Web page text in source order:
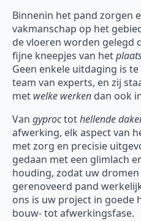
Binnenin het pand zorgen
vakmanschap op het
de vloeren worden gelegd
fijne kneepjes van het
Geen enkele uitdaging is
team van experts, en zij
met welke werken dan ook
Van gyproctothellende
afwerking, elk aspect van
met zorg en precisie
gedaan met een glimlach
houding, zodat uw
gerenoveerd pand
ons is uw project in goede
bouw- tot afwerkingsfase.